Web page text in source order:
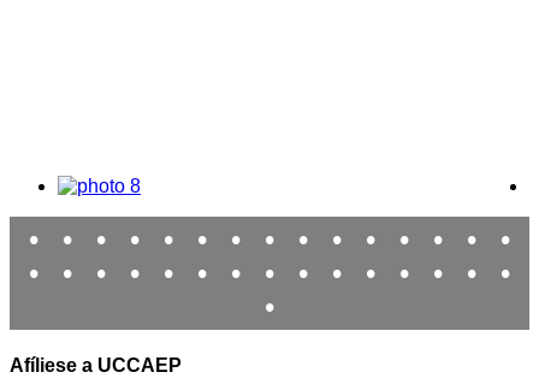
• • • • • • • • • • • • • •
•
•
• • • • • • • • • • • • •
•
•
Afíliese a UCCAEP